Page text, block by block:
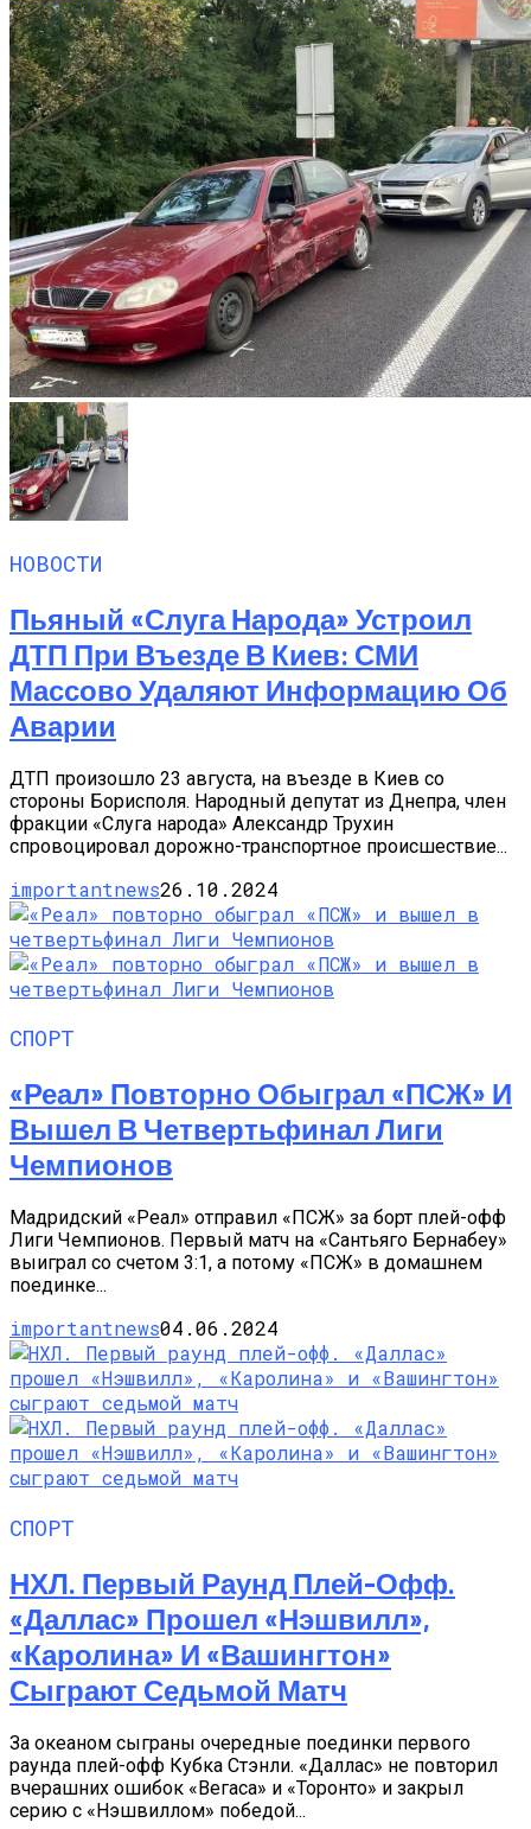
НОВОСТИ
Пьяный «слуга Народа» Устроил
ДТП При Въезде В Киев: СМИ
Массово Удаляют Информацию Об
Аварии
ДТП произошло 23 августа, на въезде в Киев со
стороны Борисполя. Народный депутат из Днепра, член
фракции «Слуга народа» Александр Трухин
спровоцировал дорожно-транспортное происшествие...
importantnews26.10.2024
СПОРТ
«Реал» Повторно Обыграл «ПСЖ» И
Вышел В Четвертьфинал Лиги
Чемпионов
Мадридский «Реал» отправил «ПСЖ» за борт плей-офф
Лиги Чемпионов. Первый матч на «Сантьяго Бернабеу»
выиграл со счетом 3:1, а потому «ПСЖ» в домашнем
поединке...
importantnews04.06.2024
СПОРТ
НХЛ. Первый Раунд Плей-Офф.
«Даллас» Прошел «Нэшвилл»,
«Каролина» И «Вашингтон»
Сыграют Седьмой Матч
За океаном сыграны очередные поединки первого
раунда плей-офф Кубка Стэнли. «Даллас» не повторил
вчерашних ошибок «Вегаса» и «Торонто» и закрыл
серию с «Нэшвиллом» победой...